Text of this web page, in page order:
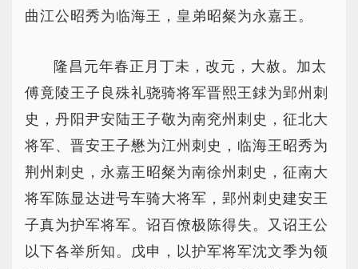
曲江公昭秀为临海王，皇弟昭粲为永嘉王。
隆昌元年春正月丁未，改元，大赦。加太
傅竟陵王子良殊礼骁骑将军晋熙王銶为郢州刺
史，丹阳尹安陆王子敬为南兖州刺史，征北大
将军、晋安王子懋为江州刺史，临海王昭秀为
荆州刺史，永嘉王昭粲为南徐州刺史，征南大
将军陈显达进号车骑大将军，郢州刺史建安王
子真为护军将军。诏百僚极陈得失。又诏王公
以下各举所知。戊申，以护军将军沈文季为领